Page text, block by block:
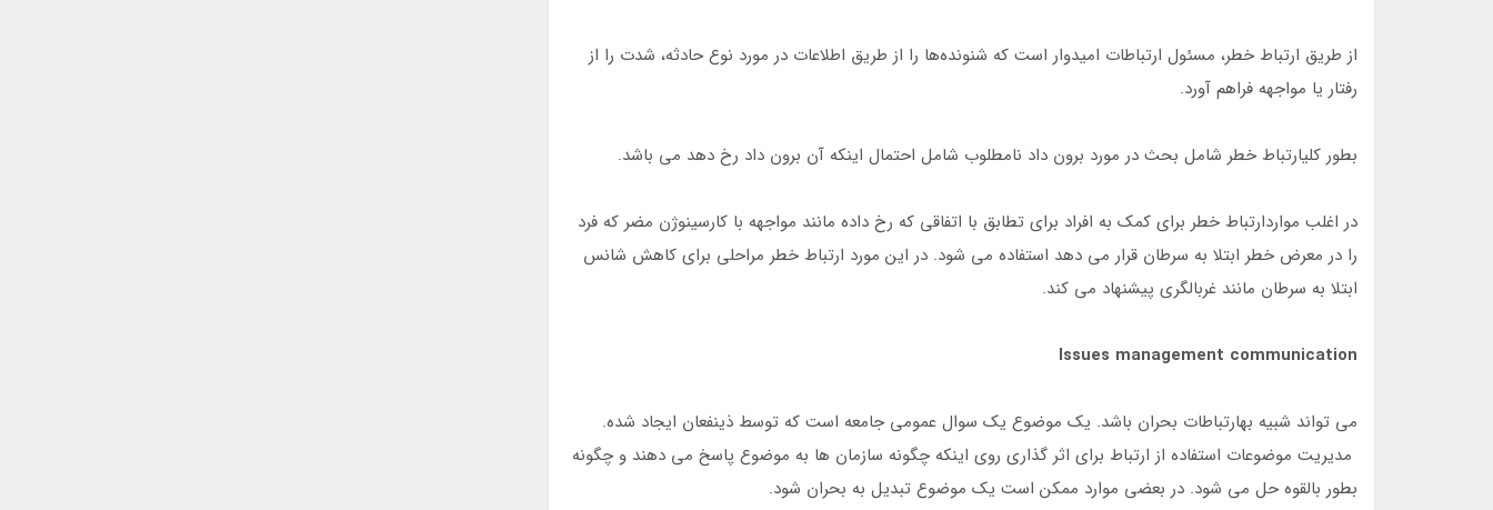
از طریق ارتباط خطر، مسئول ارتباطات امیدوار است که شنونده‌ها را از طریق اطلاعات در مورد نوع حادثه، شدت را از
رفتار یا مواجهه فراهم آورد.
بطور کلیارتباط خطر شامل بحث در مورد برون داد نامطلوب شامل احتمال اینکه آن برون داد رخ دهد می باشد.
در اغلب مواردارتباط خطر برای کمک به افراد برای تطابق با اتفاقی که رخ داده مانند مواجهه با کارسینوژن مضر که فرد
را در معرض خطر ابتلا به سرطان قرار می دهد استفاده می شود. در این مورد ارتباط خطر مراحلی برای کاهش شانس
ابتلا به سرطان مانند غربالگری پیشنهاد می کند.
Issues management communication
می تواند شبیه بهارتباطات بحران باشد. یک موضوع یک سوال عمومی جامعه است که توسط ذینفعان ایجاد شده.
مدیریت موضوعات استفاده از ارتباط برای اثر گذاری روی اینکه چگونه سازمان ها به موضوع پاسخ می دهند و چگونه
بطور بالقوه حل می شود. در بعضی موارد ممکن است یک موضوع تبدیل به بحران شود.